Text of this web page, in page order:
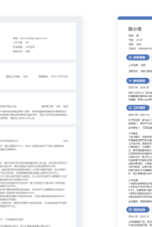
答疑手册，并定期进行内部分
点商机中的技术评分显著提升。
新技术选型与落地，支撑新产
。
交付核心微服务架构，系统可用
客户超XXX个并行流程的稳定运
效完成X个核心版本迭代，代码
以上。
文档与培训覆盖公司XXX%的相